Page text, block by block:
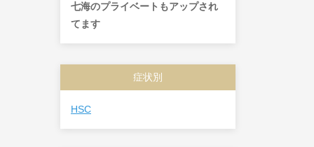
七海のプライベートもアップされ
てます
症状別
HSC